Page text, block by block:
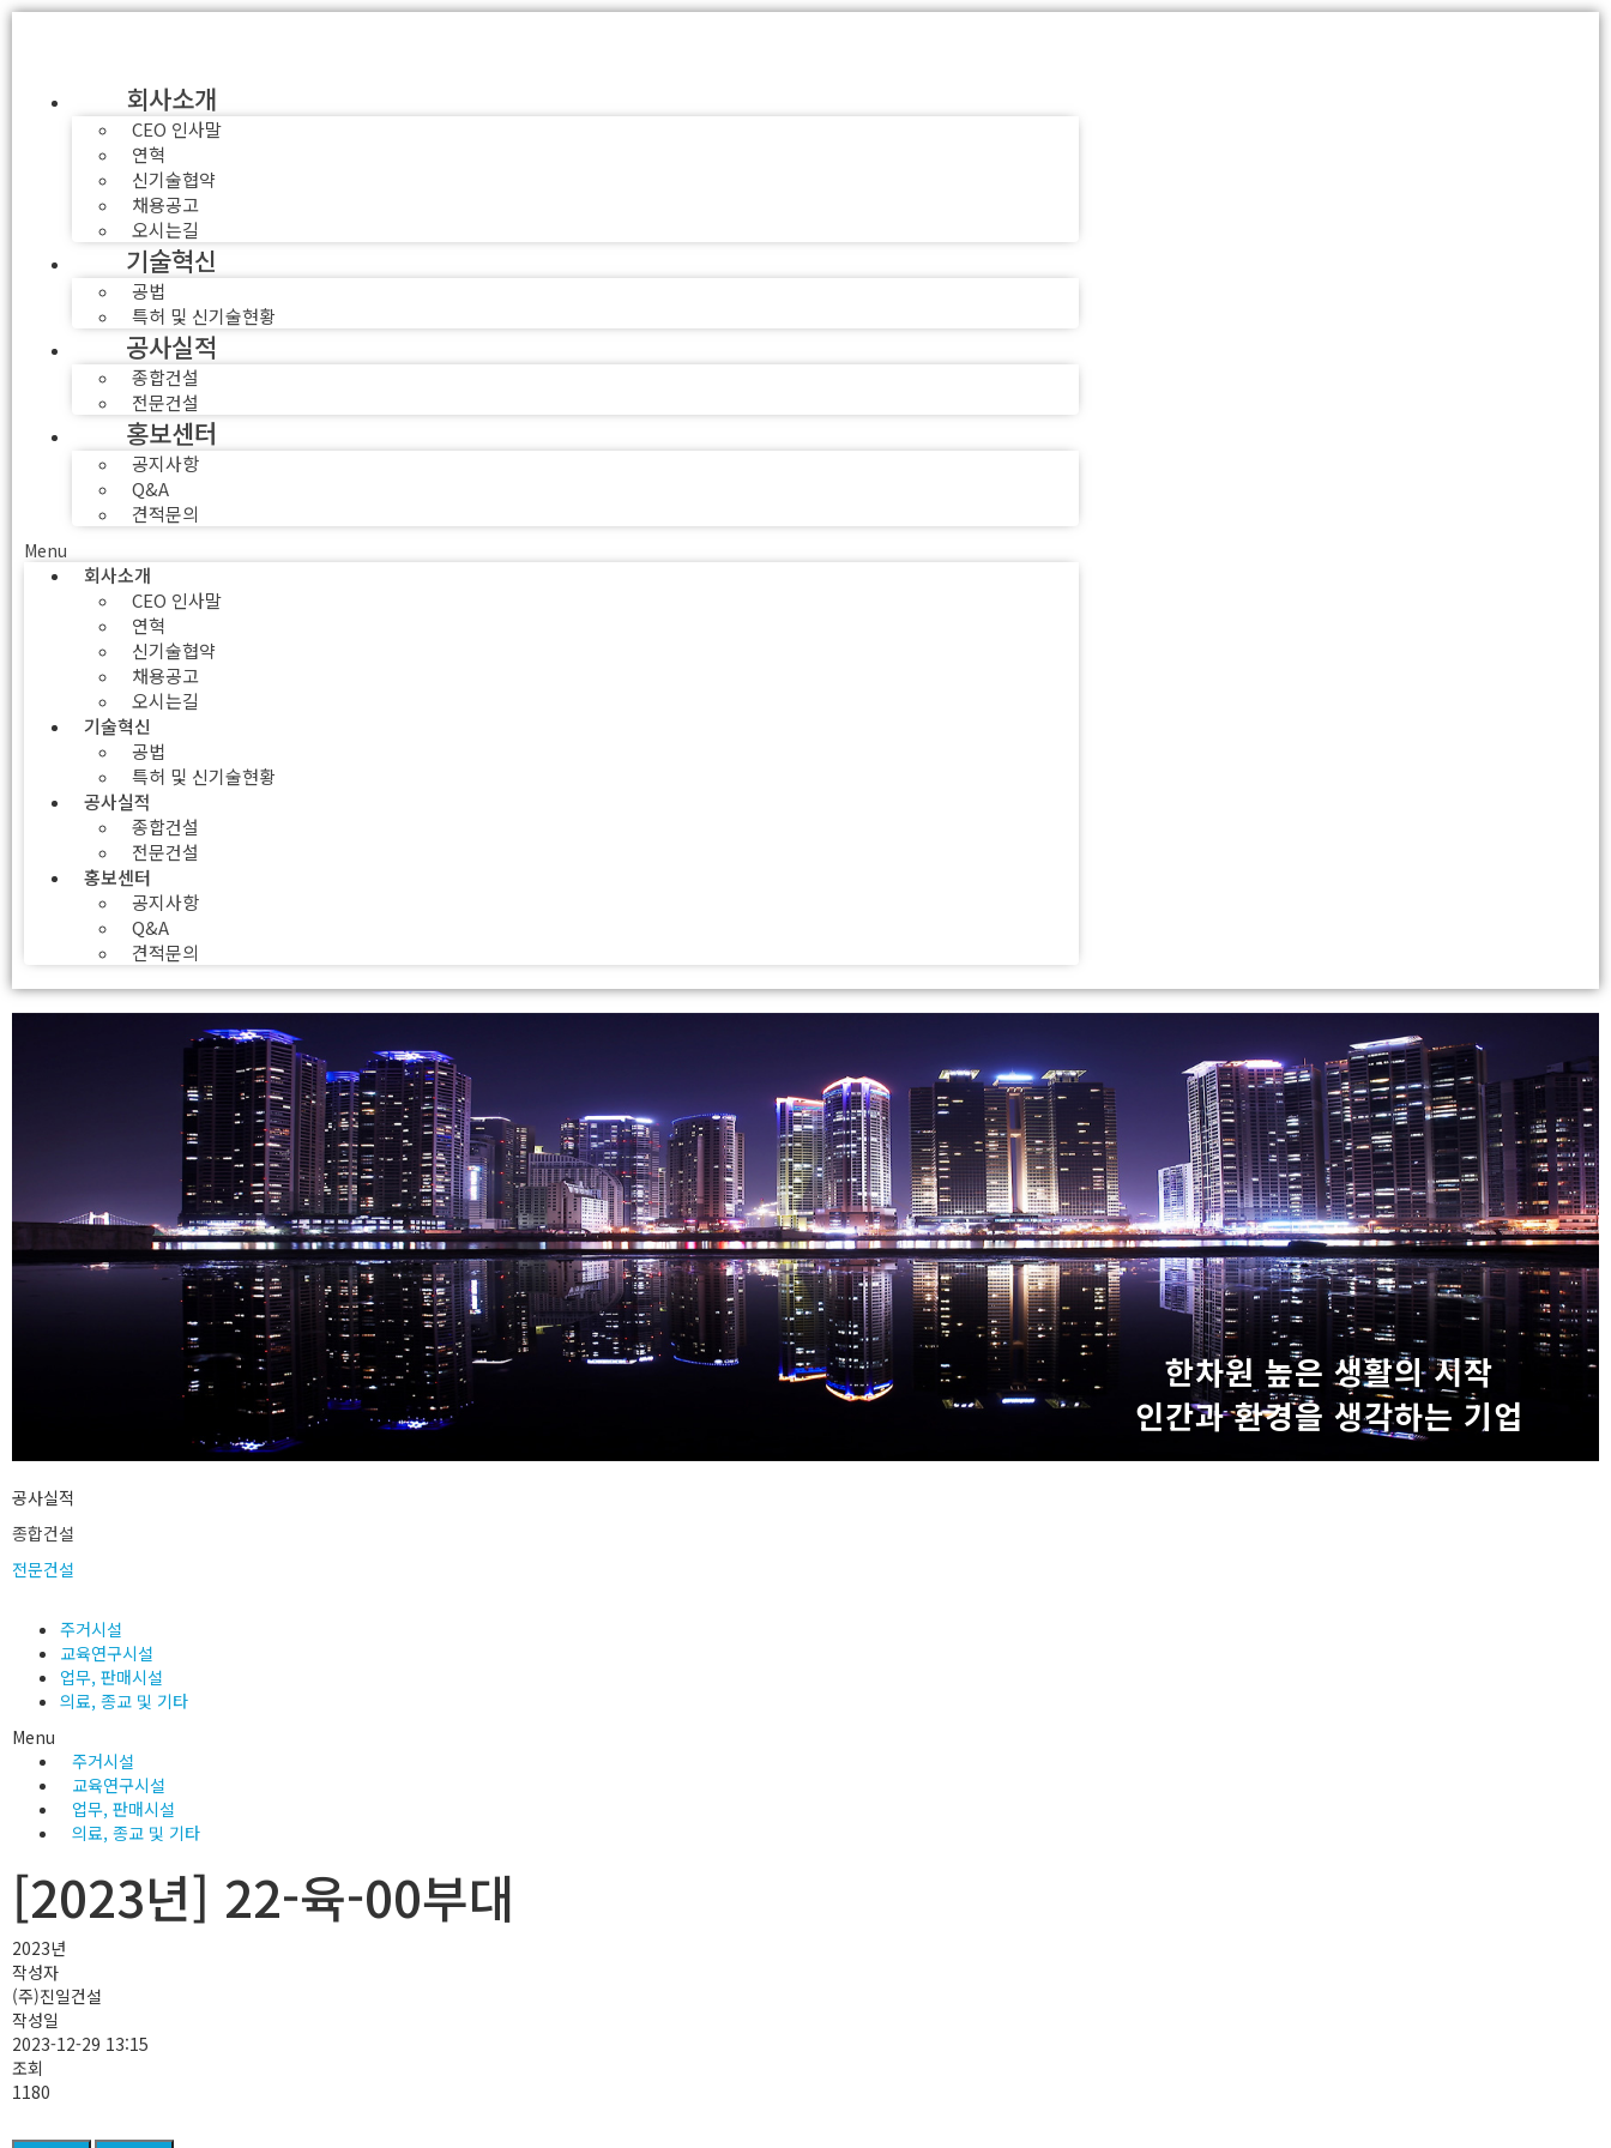
회사소개
CEO 인사말
연혁
신기술협약
채용공고
오시는길
기술혁신
공법
특허 및 신기술현황
공사실적
종합건설
전문건설
홍보센터
공지사항
Q&A
견적문의
Menu
회사소개
CEO 인사말
연혁
신기술협약
채용공고
오시는길
기술혁신
공법
특허 및 신기술현황
공사실적
종합건설
전문건설
홍보센터
공지사항
Q&A
견적문의
한차원 높은 생활의 시작
인간과 환경을 생각하는 기업
공사실적
종합건설
전문건설
주거시설
교육연구시설
업무, 판매시설
의료, 종교 및 기타
Menu
주거시설
교육연구시설
업무, 판매시설
의료, 종교 및 기타
[2023년] 22-육-00부대
2023년
작성자
(주)진일건설
작성일
2023-12-29 13:15
조회
1180